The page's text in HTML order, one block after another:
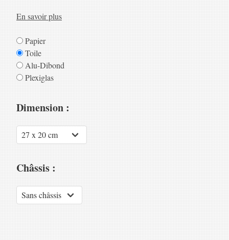
En savoir plus
Papier
Toile
Alu-Dibond
Plexiglas
Dimension :
Châssis :